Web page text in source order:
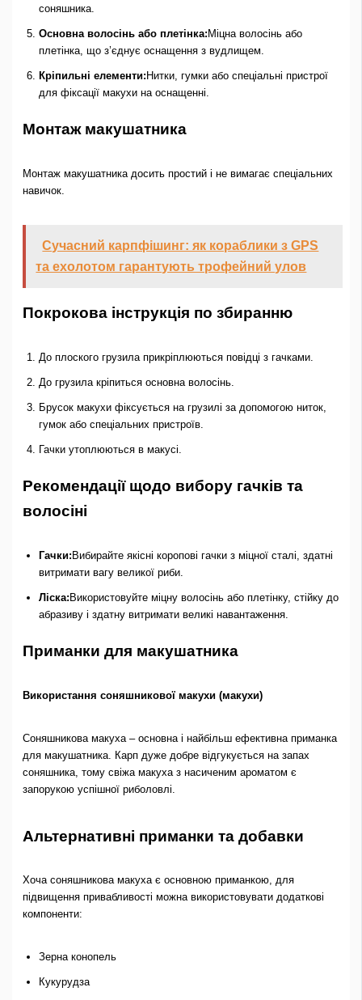
соняшника.
Основна волосінь або плетінка: Міцна волосінь або
плетінка, що з’єднує оснащення з вудлищем.
Кріпильні елементи: Нитки, гумки або спеціальні пристрої
для фіксації макухи на оснащенні.
Монтаж макушатника
Монтаж макушатника досить простий і не вимагає спеціальних
навичок.
Сучасний карпфішинг: як кораблики з GPS
та ехолотом гарантують трофейний улов
Покрокова інструкція по збиранню
До плоского грузила прикріплюються повідці з гачками.
До грузила кріпиться основна волосінь.
Брусок макухи фіксується на грузилі за допомогою ниток,
гумок або спеціальних пристроїв.
Гачки утоплюються в макусі.
Рекомендації щодо вибору гачків та
волосіні
Гачки: Вибирайте якісні коропові гачки з міцної сталі, здатні
витримати вагу великої риби.
Ліска: Використовуйте міцну волосінь або плетінку, стійку до
абразиву і здатну витримати великі навантаження.
Приманки для макушатника
Використання соняшникової макухи (макухи)
Соняшникова макуха – основна і найбільш ефективна приманка
для макушатника. Карп дуже добре відгукується на запах
соняшника, тому свіжа макуха з насиченим ароматом є
запорукою успішної риболовлі.
Альтернативні приманки та добавки
Хоча соняшникова макуха є основною приманкою, для
підвищення привабливості можна використовувати додаткові
компоненти:
Зерна конопель
Кукурудза